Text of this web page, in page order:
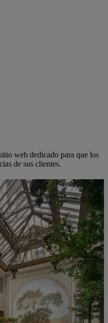
web dedicado para que los
de sus clientes.